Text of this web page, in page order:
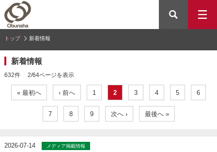
トップ 新着情報
新着情報
632件 2/64ページを表示
« 最初へ ‹ 前へ 1 2 3 4 5 6
7 8 9 次へ › 最後へ »
2026-07-14 メディア掲載情報